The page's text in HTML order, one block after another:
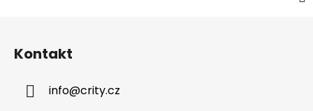
Kontakt
info@crity.cz